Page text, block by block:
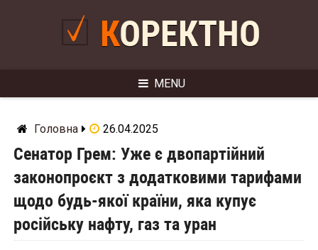
КОРЕКТНО
MENU
Головна 26.04.2025
Сенатор Грем: Уже є двопартійний
законопроєкт з додатковими тарифами
щодо будь-якої країни, яка купує
російську нафту, газ та уран